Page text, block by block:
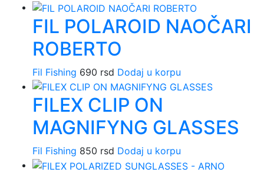
FIL POLAROID NAOČARI
ROBERTO
Fil Fishing 690 rsd Dodaj u korpu
FILEX CLIP ON
MAGNIFYNG GLASSES
Fil Fishing 850 rsd Dodaj u korpu